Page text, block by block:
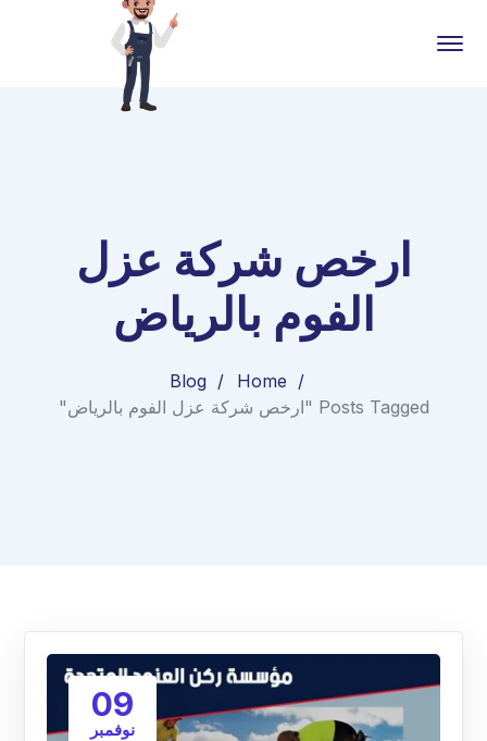
ارخص شركة عزل
الفوم بالرياض
Home
Blog
Posts Tagged "ارخص شركة عزل الفوم بالرياض"
09
نوفمبر